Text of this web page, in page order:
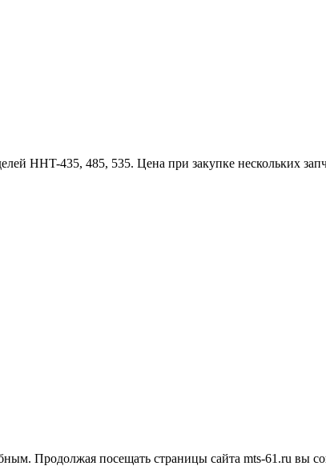
HHT-435, 485, 535. Цена при закупке нескольких
Продолжая посещать страницы сайта mts-61.ru вы